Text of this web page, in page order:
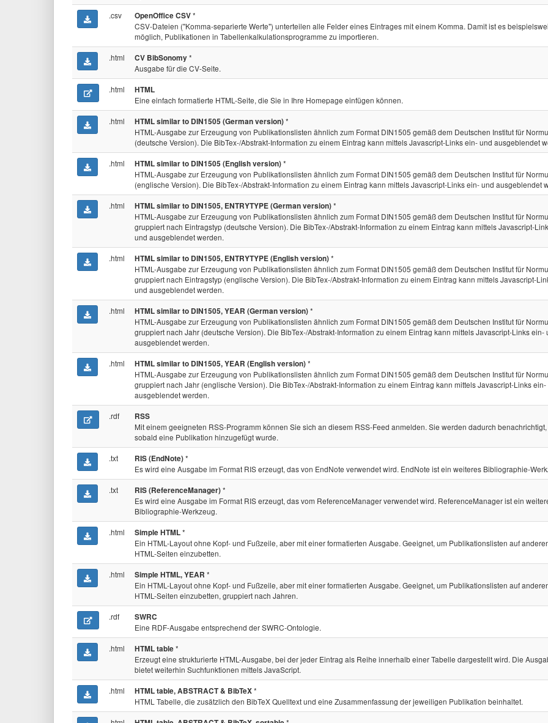
.csv
OpenOffice CSV*
CSV-Dateien ("Komma-separierte Werte") unterteilen alle Felder eines Eintrages mit einem Komma. Damit ist es
möglich, Publikationen in Tabellenkalkulationsprogramme zu importieren.
.html
CV BibSonomy*
Ausgabe für die CV-Seite.
.html
HTML
Eine einfach formatierte HTML-Seite, die Sie in Ihre Homepage einfügen können.
.html
HTML similar to DIN1505 (German version)*
HTML-Ausgabe zur Erzeugung von Publikationslisten ähnlich zum Format DIN1505 gemäß dem Deutschen Institut für
(deutsche Version). Die BibTex-/Abstrakt-Information zu einem Eintrag kann mittels Javascript-Links ein- und ausgeblendet
.html
HTML similar to DIN1505 (English version)*
HTML-Ausgabe zur Erzeugung von Publikationslisten ähnlich zum Format DIN1505 gemäß dem Deutschen Institut für
(englische Version). Die BibTex-/Abstrakt-Information zu einem Eintrag kann mittels Javascript-Links ein- und ausgeblendet
.html
HTML similar to DIN1505, ENTRYTYPE (German version)*
HTML-Ausgabe zur Erzeugung von Publikationslisten ähnlich zum Format DIN1505 gemäß dem Deutschen Institut für
gruppiert nach Eintragstyp (deutsche Version). Die BibTex-/Abstrakt-Information zu einem Eintrag kann mittels Javascript-
und ausgeblendet werden.
.html
HTML similar to DIN1505, ENTRYTYPE (English version)*
HTML-Ausgabe zur Erzeugung von Publikationslisten ähnlich zum Format DIN1505 gemäß dem Deutschen Institut für
gruppiert nach Eintragstyp (englische Version). Die BibTex-/Abstrakt-Information zu einem Eintrag kann mittels Javascript-
und ausgeblendet werden.
.html
HTML similar to DIN1505, YEAR (German version)*
HTML-Ausgabe zur Erzeugung von Publikationslisten ähnlich zum Format DIN1505 gemäß dem Deutschen Institut für
gruppiert nach Jahr (deutsche Version). Die BibTex-/Abstrakt-Information zu einem Eintrag kann mittels Javascript-Links ein-
ausgeblendet werden.
.html
HTML similar to DIN1505, YEAR (English version)*
HTML-Ausgabe zur Erzeugung von Publikationslisten ähnlich zum Format DIN1505 gemäß dem Deutschen Institut für
gruppiert nach Jahr (englische Version). Die BibTex-/Abstrakt-Information zu einem Eintrag kann mittels Javascript-Links ein-
ausgeblendet werden.
.rdf
RSS
Mit einem geeigneten RSS-Programm können Sie sich an diesem RSS-Feed anmelden. Sie werden dadurch benachrichtigt,
sobald eine Publikation hinzugefügt wurde.
.txt
RIS (EndNote)*
Es wird eine Ausgabe im Format RIS erzeugt, das von EndNote verwendet wird. EndNote ist ein weiteres Bibliographie-
.txt
RIS (ReferenceManager)*
Es wird eine Ausgabe im Format RIS erzeugt, das vom ReferenceManager verwendet wird. ReferenceManager ist ein
Bibliographie-Werkzeug.
.html
Simple HTML*
Ein HTML-Layout ohne Kopf- und Fußzeile, aber mit einer formatierten Ausgabe. Geeignet, um Publikationslisten auf
HTML-Seiten einzubetten.
.html
Simple HTML, YEAR *
Ein HTML-Layout ohne Kopf- und Fußzeile, aber mit einer formatierten Ausgabe. Geeignet, um Publikationslisten auf
HTML-Seiten einzubetten, gruppiert nach Jahren.
.rdf
SWRC
Eine RDF-Ausgabe entsprechend der SWRC-Ontologie.
.html
HTML table*
Erzeugt eine strukturierte HTML-Ausgabe, bei der jeder Eintrag als Reihe innerhalb einer Tabelle dargestellt wird. Die
bietet weiterhin Suchfunktionen mittels JavaScript.
.html
HTML table, ABSTRACT & BibTeX*
HTML Tabelle, die zusätzlich den BibTeX Quelltext und eine Zusammenfassung der jeweiligen Publikation beinhaltet.